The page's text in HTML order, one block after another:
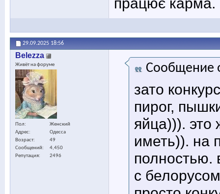
29.09.2025 18:56
Belezza
Живёт на форуме
Пол
Женский
Адрес
Одесса
Возраст
49
Сообщений
4,450
Репутация
2496
Сообщение
зато
пирог,
яйца))).
иметь)). на
полностью.
с